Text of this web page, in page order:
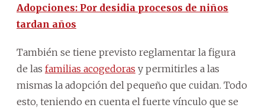
Adopciones: Por desidia procesos de niños
tardan años
También se tiene previsto reglamentar la figura
de las familias acogedoras y permitirles a las
mismas la adopción del pequeño que cuidan. Todo
esto, teniendo en cuenta el fuerte vínculo que se